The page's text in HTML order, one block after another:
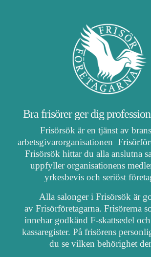
Bra frisörer ger dig
Frisörsök är en tjänst av
arbetsgivarorganisationen
Frisörsök hittar du alla anslutna
uppfyller organisationens
yrkesbevis och seriöst
Alla salonger i Frisörsök är
av Frisörföretagarna. Frisörerna
innehar godkänd F-skattsedel
kassaregister. På frisörens
du se vilken behörighet